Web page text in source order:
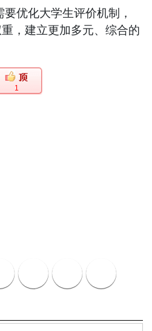
优化大学生评价机制，
，建立更加多元、综合的
1